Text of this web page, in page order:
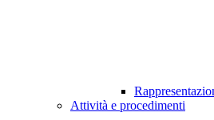
Attività e procedimenti